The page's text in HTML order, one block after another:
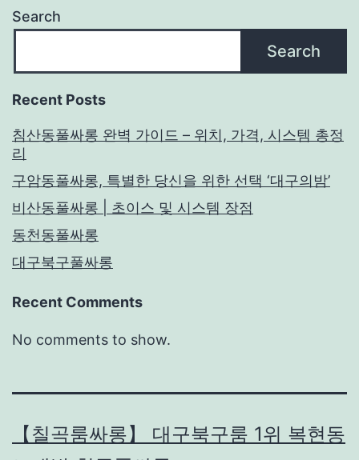
Search
Search
Recent Posts
침산동풀싸롱 완벽 가이드 – 위치, 가격, 시스템 총정
리
구암동풀싸롱, 특별한 당신을 위한 선택 ‘대구의밤’
비산동풀싸롱 | 초이스 및 시스템 장점
동천동풀싸롱
대구북구풀싸롱
Recent Comments
No comments to show.
【칠곡룸싸롱】 대구북구룸 1위 복현동